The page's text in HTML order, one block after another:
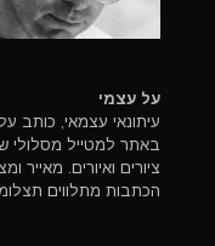
על עצמי
עיתונאי עצמאי, כותב
באתר למטייל מסלולי
ציורים ואיורים. מאייר
הכתבות מתלווים